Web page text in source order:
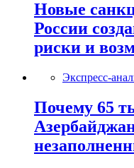
Новые
России
риски и
Экспресс-
Почему 65